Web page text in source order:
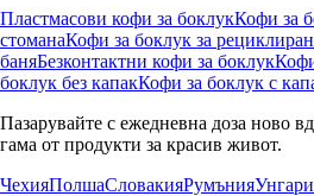
Пластмасови кофи за боклукКофи за
стоманаКофи за боклук за
баняБезконтактни кофи за боклук
боклук без капакКофи за боклук с
Пазарувайте с ежедневна доза ново
гама от продукти за красив живот.
ЧехияПолшаСловакияРумъния